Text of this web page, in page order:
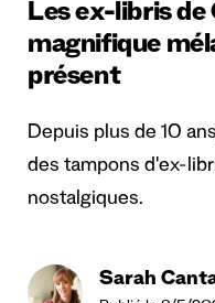
Les ex-libris de
magnifique
présent
Depuis plus de 10
des tampons d'ex-
nostalgiques.
Sarah